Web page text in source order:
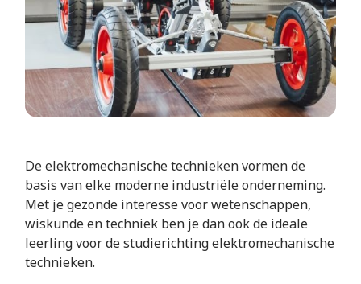
De elektromechanische technieken vormen de
basis van elke moderne industriële onderneming.
Met je gezonde interesse voor wetenschappen,
wiskunde en techniek ben je dan ook de ideale
leerling voor de studierichting elektromechanische
technieken.